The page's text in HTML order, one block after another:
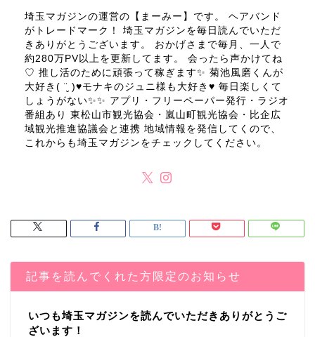
埼玉マガジンの運営の【まーみー】です。 ヘアバンド
がトレードマーク！ 埼玉マガジンを毎日読んでいただ
きありがとうございます。 おかげさまで毎月、一人で
約280万PV以上を更新してます。 会ったら声かけてね
♡ 推し活のために頑張って稼ぎます✨ 菊池風磨くんが
大好き( ¨̮ )♥モナキのジュニ様も大好き♥ 毎日楽しくて
しょうがない✨✨ アプリ・フリーペーパー発行・ラジオ
番組あり 東松山市観光協会・嵐山町観光協会・比企広
域観光推進協議会と連携 地域情報を発信してくので、
これからも埼玉マガジンをチェックしてください。
記事を読んでくれた方限定のお知らせ
いつも埼玉マガジンを読んでいただきありがとうご
ざいます！